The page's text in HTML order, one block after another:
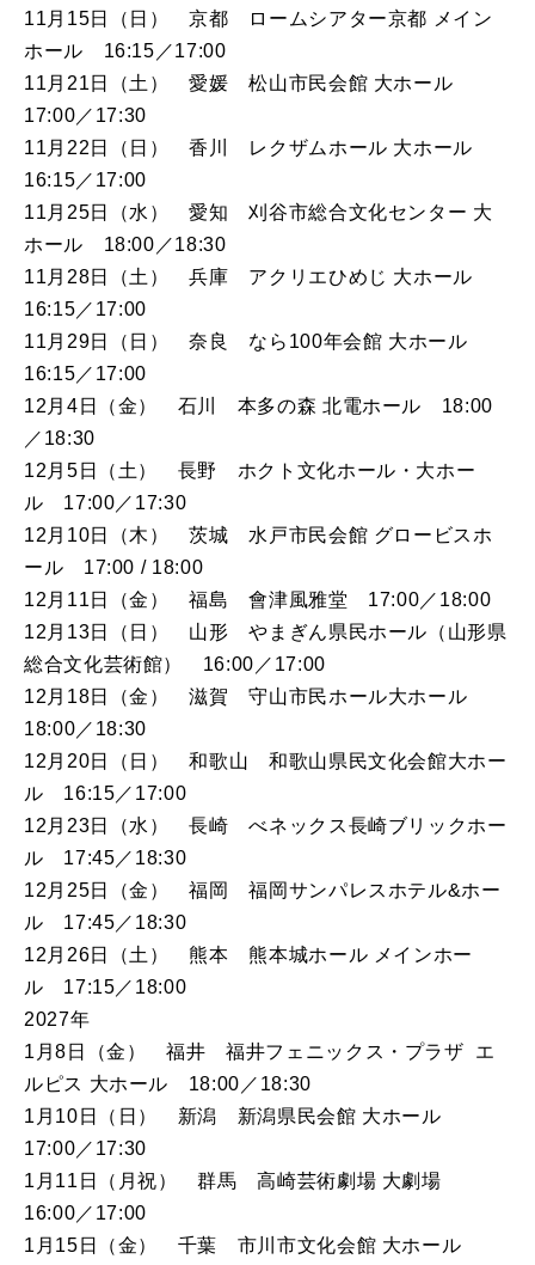
11月15日（日） 京都 ロームシアター京都 メイン
ホール 16:15／17:00
11月21日（土） 愛媛 松山市民会館 大ホール
17:00／17:30
11月22日（日） 香川 レクザムホール 大ホール
16:15／17:00
11月25日（水） 愛知 刈谷市総合文化センター 大
ホール 18:00／18:30
11月28日（土） 兵庫 アクリエひめじ 大ホール
16:15／17:00
11月29日（日） 奈良 なら100年会館 大ホール
16:15／17:00
12月4日（金） 石川 本多の森 北電ホール 18:00
／18:30
12月5日（土） 長野 ホクト文化ホール・大ホー
ル 17:00／17:30
12月10日（木） 茨城 水戸市⺠会館 グロービスホ
ール 17:00 / 18:00
12月11日（金） 福島 會津風雅堂 17:00／18:00
12月13日（日） 山形 やまぎん県民ホール（山形県
総合文化芸術館） 16:00／17:00
12月18日（金） 滋賀 守山市民ホール大ホール
18:00／18:30
12月20日（日） 和歌山 和歌山県民文化会館大ホー
ル 16:15／17:00
12月23日（水） 長崎 べネックス長崎ブリックホー
ル 17:45／18:30
12月25日（金） 福岡 福岡サンパレスホテル&ホー
ル 17:45／18:30
12月26日（土） 熊本 熊本城ホール メインホー
ル 17:15／18:00
2027年
1月8日（金） 福井 福井フェニックス・プラザ エ
ルピス 大ホール 18:00／18:30
1月10日（日） 新潟 新潟県民会館 大ホール
17:00／17:30
1月11日（月祝） 群馬 高崎芸術劇場 大劇場
16:00／17:00
1月15日（金） 千葉 市川市文化会館 大ホール